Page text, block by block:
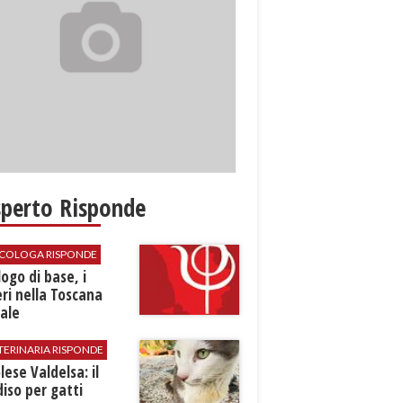
Risponde
RISPONDE
di base, i
nella Toscana
RISPONDE
Valdelsa: il
per gatti